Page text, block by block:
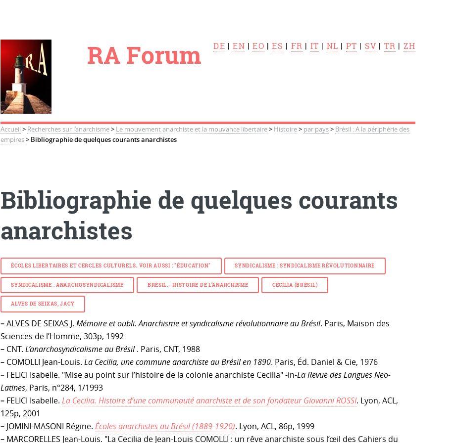
RA Forum DE |EN |EO |ES | FR | IT | NL | PT | SV | TR | ZH
Accueil > Recherches sur l’anarchisme> Le mouvement anarchiste et la mouvance libertaire> Histoire> par pays> Brésil : A la périphérie des
empires> Bibliographie de quelques courants anarchistes
Bibliographie de quelques courants
anarchistes
ÉCOLES LIBERTAIRES ET CERCLES CULTURELS. VOIR AUSSI : "ÉDUCATION" SYNDICALISME : SYNDICALISME RÉVOLUTIONNAIRE
SYNDICALISME : ANARCHOSYNDICALISME BRÉSIL.- HISTOIRE DE L’ANARCHISME CECILIA (BRÉSIL)
ALVES DE SEIXAS, JACY
–ALVES DE SEIXAS J. Mémoire et oubli. Anarchisme et syndicalisme révolutionnaire au Brésil. Paris, Maison des
Sciences de l’Homme, 303p, 1992
–CNT. L’anarchosyndicalisme au Brésil. Paris, CNT, 1988
–COMOLLI Jean-Louis. La Cecilia, une commune anarchiste au Brésil en 1890. Paris, Éd. Daniel & Cie, 1976
–FELICI Isabelle. "Mise au point sur l’histoire de la colonie anarchiste Cecilia" -in-La Revue des Langues Neo-
Latines, Paris, n°284, 1/1993
–FELICI Isabelle. La Cecilia. Histoire d’une communauté anarchiste et de son fondateur Giovanni ROSSI. Lyon, ACL,
125p, 2001
–JOMINI-MASONI Régine. Écoles anarchistes au Brésil (1889-1920). Lyon, ACL, 86p, 1999
–MARCORELLES Jean-Louis. "La Cecilia de Jean-Louis COMOLLI : un rêve anarchiste sous l’œil des Cahiers du